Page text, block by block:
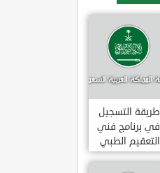
طريقة التسجيل
في برنامج فني
التعقيم الطبي